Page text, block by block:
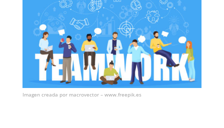
Imagen creada por macrovector – www.freepik.es